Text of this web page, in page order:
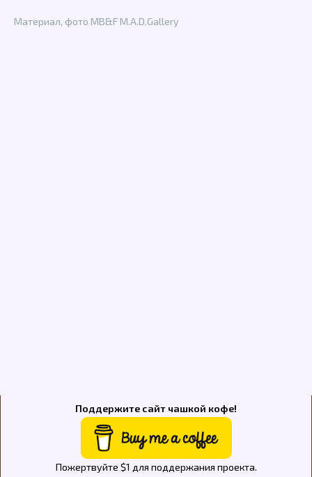
Материал, фото MB&F M.A.D.Gallery
Поддержите сайт чашкой кофе!
Пожертвуйте $1 для поддержания проекта.